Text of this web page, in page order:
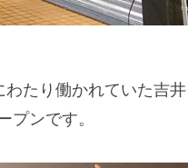
たり働かれていた吉
プンです。